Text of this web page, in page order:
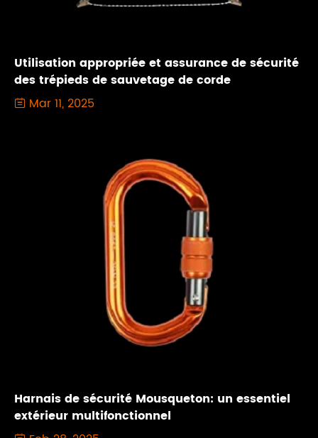
Utilisation appropriée et assurance de sécurité
des trépieds de sauvetage de corde
 Mar 11, 2025
Harnais de sécurité Mousqueton: un essentiel
extérieur multifonctionnel